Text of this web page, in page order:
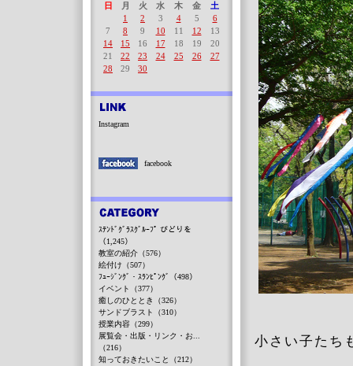
小さい子たち
日
月 火 水 木 金
土
1
2 3 4 5
6
7
8 9 10 11 12
13
14
15 16 17 18 19
20
21
22 23 24 25 26
27
28
29 30
Instagram
facebook
ｽﾃﾝﾄﾞｸﾞﾗｽｸﾞﾙｰﾌﾟ びどりを
（1,245）
教室の紹介（576）
絵付け（507）
ﾌｭｰｼﾞﾝｸﾞ・ｽﾗﾝﾋﾟﾝｸﾞ（498）
イベント（377）
癒しのひととき（326）
サンドブラスト（310）
授業内容（299）
展覧会・出版・リンク・お...
（216）
知っておきたいこと（212）